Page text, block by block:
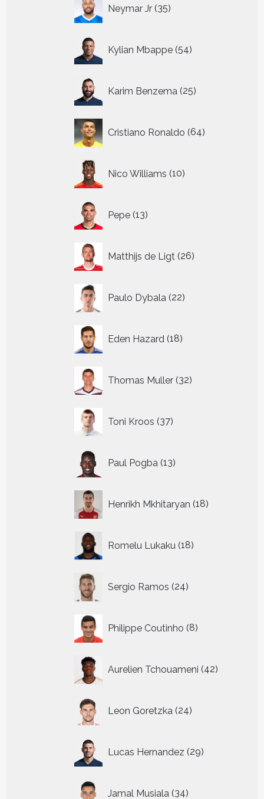
Neymar Jr 35
producten
Kylian Mbappe 54
producten
Karim Benzema 25
producten
Cristiano Ronaldo 64
producten
Nico Williams 10
producten
Pepe 13
producten
Matthijs de Ligt 26
producten
Paulo Dybala 22
producten
Eden Hazard 18
producten
Thomas Muller 32
producten
Toni Kroos 37
producten
Paul Pogba 13
producten
Henrikh Mkhitaryan 18
producten
Romelu Lukaku 18
producten
Sergio Ramos 24
producten
Philippe Coutinho 8
producten
Aurelien Tchouameni 42
producten
Leon Goretzka 24
producten
Lucas Hernandez 29
producten
Jamal Musiala 34